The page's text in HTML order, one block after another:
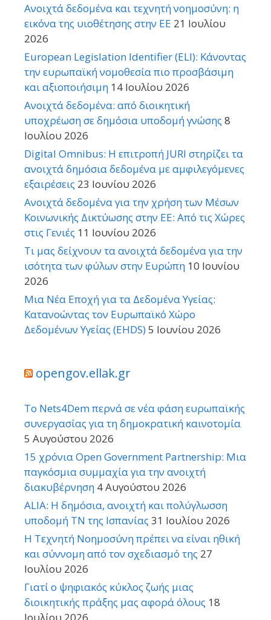
Ανοιχτά δεδομένα και τεχνητή νοημοσύνη: η
εικόνα της υιοθέτησης στην ΕΕ 21 Ιουλίου
2026
European Legislation Identifier (ELI): Κάνοντας
την ευρωπαϊκή νομοθεσία πιο προσβάσιμη
και αξιοποιήσιμη 14 Ιουλίου 2026
Ανοιχτά δεδομένα: από διοικητική
υποχρέωση σε δημόσια υποδομή γνώσης 8
Ιουλίου 2026
Digital Omnibus: Η επιτροπή JURI στηρίζει τα
ανοιχτά δημόσια δεδομένα με αμφιλεγόμενες
εξαιρέσεις 23 Ιουνίου 2026
Ανοιχτά δεδομένα για την χρήση των Μέσων
Κοινωνικής Δικτύωσης στην ΕΕ: Από τις Χώρες
στις Γενιές 11 Ιουνίου 2026
Τι μας δείχνουν τα ανοιχτά δεδομένα για την
ισότητα των φύλων στην Ευρώπη 10 Ιουνίου
2026
Μια Νέα Εποχή για τα Δεδομένα Υγείας:
Κατανοώντας τον Ευρωπαϊκό Χώρο
Δεδομένων Υγείας (EHDS)5 Ιουνίου 2026
opengov.ellak.gr
Το Nets4Dem περνά σε νέα φάση ευρωπαϊκής
συνεργασίας για τη δημοκρατική καινοτομία
5 Αυγούστου 2026
15 χρόνια Open Government Partnership: Μια
παγκόσμια συμμαχία για την ανοιχτή
διακυβέρνηση 4 Αυγούστου 2026
ALIA: Η δημόσια, ανοιχτή και πολύγλωσση
υποδομή ΤΝ της Ισπανίας 31 Ιουλίου 2026
Η Τεχνητή Νοημοσύνη πρέπει να είναι ηθική
και σύννομη από τον σχεδιασμό της 27
Ιουλίου 2026
Γιατί ο ψηφιακός κύκλος ζωής μιας
διοικητικής πράξης μας αφορά όλους 18
Ιουλίου 2026